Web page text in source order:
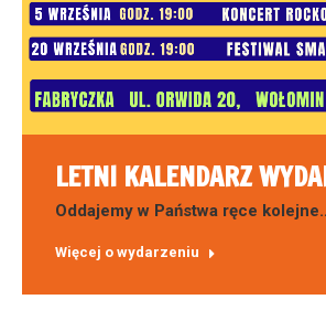
LETNI KALENDARZ
Oddajemy w Państwa ręce
Więcej o wydarzeniu